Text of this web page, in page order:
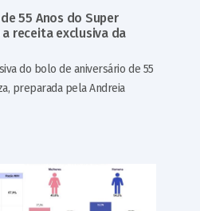
55 Anos do Super
receita exclusiva da
do bolo de aniversário de 55
preparada pela Andreia